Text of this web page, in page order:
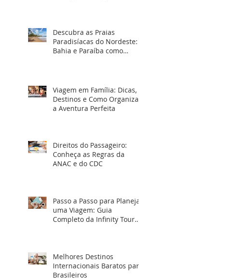
Descubra as Praias
Paradisíacas do Nordeste:
Bahia e Paraíba como
Viagem em Família: Dicas,
Destinos e Como Organizar
a Aventura Perfeita
Direitos do Passageiro:
Conheça as Regras da
ANAC e do CDC
Passo a Passo para Planejar
uma Viagem: Guia
Completo da Infinity Tour
Melhores Destinos
Internacionais Baratos para
Brasileiros